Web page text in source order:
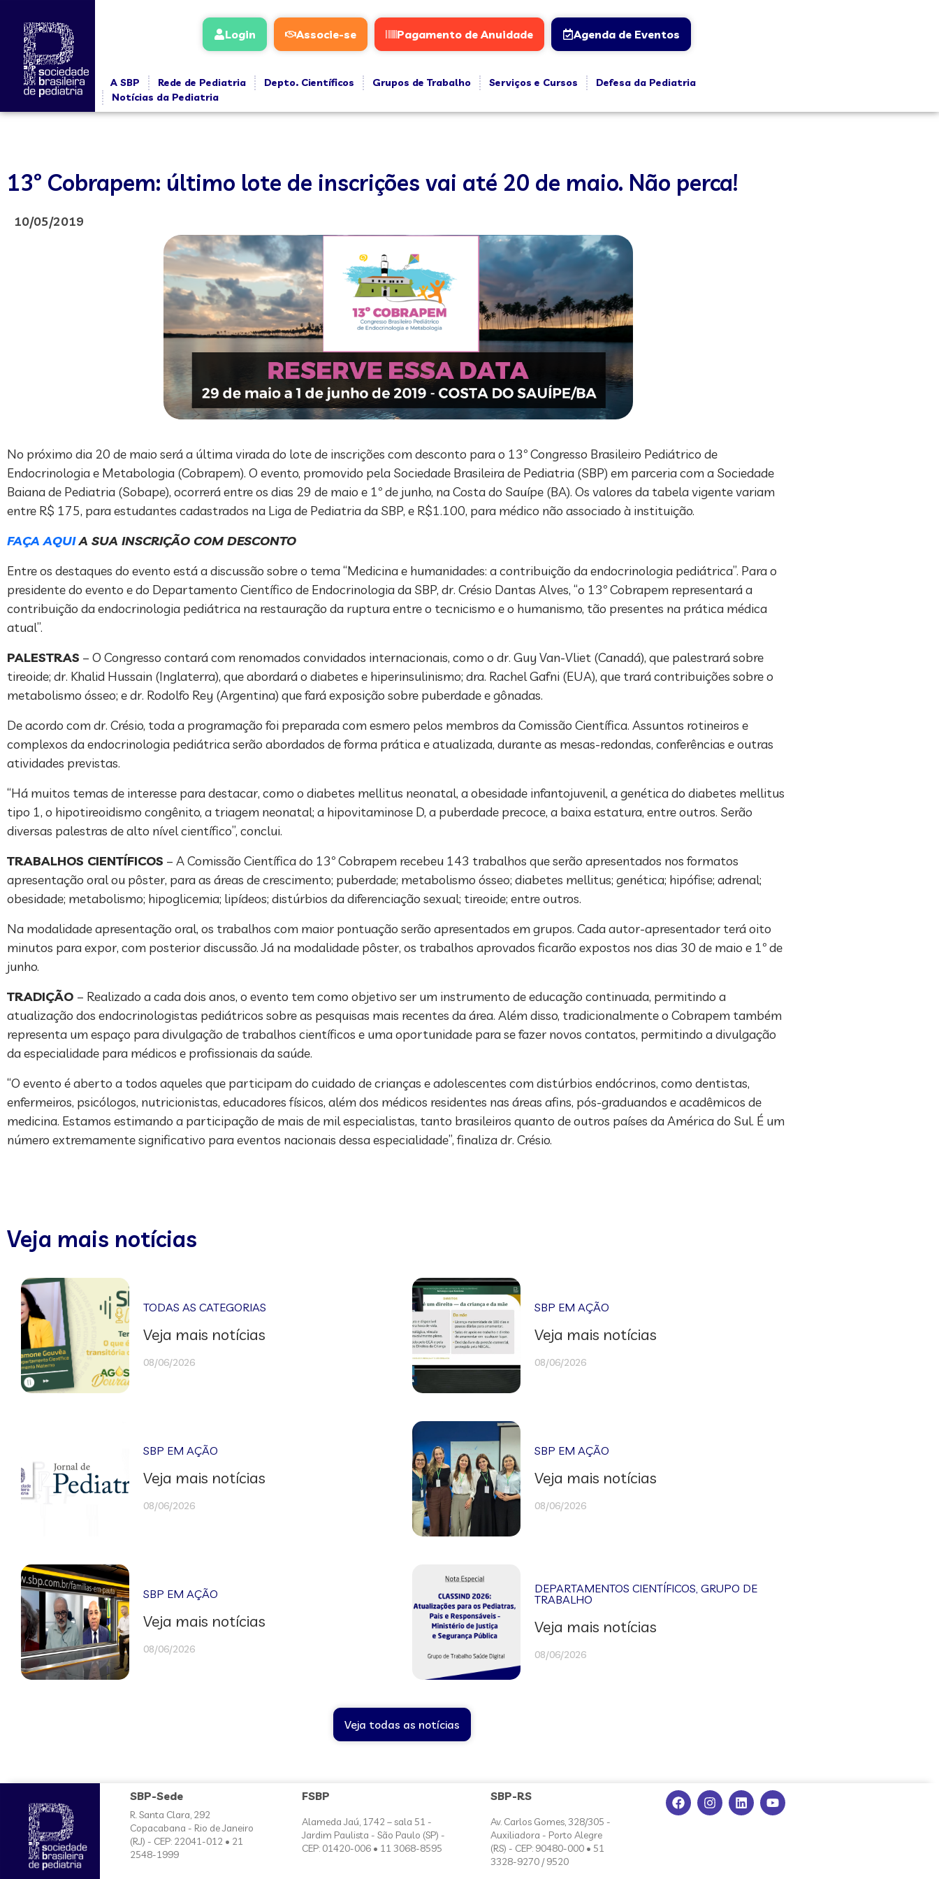
Login Associe-se Pagamento de Anuidade Agenda de Eventos
A SBP Rede de Pediatria Depto. Científicos Grupos de Trabalho Serviços e Cursos
Defesa da Pediatria
Notícias da Pediatria
13º Cobrapem: último lote de inscrições vai até 20 de maio. Não perca!
10/05/2019
No próximo dia 20 de maio será a última virada do lote de inscrições com desconto para o 13º Congresso Brasileiro Pediátrico de
Endocrinologia e Metabologia (Cobrapem). O evento, promovido pela Sociedade Brasileira de Pediatria (SBP) em parceria com a Sociedade
Baiana de Pediatria (Sobape), ocorrerá entre os dias 29 de maio e 1º de junho, na Costa do Sauípe (BA). Os valores da tabela vigente variam
entre R$ 175, para estudantes cadastrados na Liga de Pediatria da SBP, e R$1.100, para médico não associado à instituição.
FAÇA AQUIA SUA INSCRIÇÃO COM DESCONTO
Entre os destaques do evento está a discussão sobre o tema “Medicina e humanidades: a contribuição da endocrinologia pediátrica”. Para o
presidente do evento e do Departamento Científico de Endocrinologia da SBP, dr. Crésio Dantas Alves, “o 13º Cobrapem representará a
contribuição da endocrinologia pediátrica na restauração da ruptura entre o tecnicismo e o humanismo, tão presentes na prática médica
atual”.
PALESTRAS – O Congresso contará com renomados convidados internacionais, como o dr. Guy Van-Vliet (Canadá), que palestrará sobre
tireoide; dr. Khalid Hussain (Inglaterra), que abordará o diabetes e hiperinsulinismo; dra. Rachel Gafni (EUA), que trará contribuições sobre o
metabolismo ósseo; e dr. Rodolfo Rey (Argentina) que fará exposição sobre puberdade e gônadas.
De acordo com dr. Crésio, toda a programação foi preparada com esmero pelos membros da Comissão Científica. Assuntos rotineiros e
complexos da endocrinologia pediátrica serão abordados de forma prática e atualizada, durante as mesas-redondas, conferências e outras
atividades previstas.
“Há muitos temas de interesse para destacar, como o diabetes mellitus neonatal, a obesidade infantojuvenil, a genética do diabetes mellitus
tipo 1, o hipotireoidismo congênito, a triagem neonatal; a hipovitaminose D, a puberdade precoce, a baixa estatura, entre outros. Serão
diversas palestras de alto nível científico”, conclui.
TRABALHOS CIENTÍFICOS – A Comissão Científica do 13º Cobrapem recebeu 143 trabalhos que serão apresentados nos formatos
apresentação oral ou pôster, para as áreas de crescimento; puberdade; metabolismo ósseo; diabetes mellitus; genética; hipófise; adrenal;
obesidade; metabolismo; hipoglicemia; lipídeos; distúrbios da diferenciação sexual; tireoide; entre outros.
Na modalidade apresentação oral, os trabalhos com maior pontuação serão apresentados em grupos. Cada autor-apresentador terá oito
minutos para expor, com posterior discussão. Já na modalidade pôster, os trabalhos aprovados ficarão expostos nos dias 30 de maio e 1º de
junho.
TRADIÇÃO – Realizado a cada dois anos, o evento tem como objetivo ser um instrumento de educação continuada, permitindo a
atualização dos endocrinologistas pediátricos sobre as pesquisas mais recentes da área. Além disso, tradicionalmente o Cobrapem também
representa um espaço para divulgação de trabalhos científicos e uma oportunidade para se fazer novos contatos, permitindo a divulgação
da especialidade para médicos e profissionais da saúde.
“O evento é aberto a todos aqueles que participam do cuidado de crianças e adolescentes com distúrbios endócrinos, como dentistas,
enfermeiros, psicólogos, nutricionistas, educadores físicos, além dos médicos residentes nas áreas afins, pós-graduandos e acadêmicos de
medicina. Estamos estimando a participação de mais de mil especialistas, tanto brasileiros quanto de outros países da América do Sul. É um
número extremamente significativo para eventos nacionais dessa especialidade”, finaliza dr. Crésio.
Veja mais notícias
TODAS AS CATEGORIAS
Veja mais notícias
08/06/2026
SBP EM AÇÃO
Veja mais notícias
08/06/2026
SBP EM AÇÃO
Veja mais notícias
08/06/2026
SBP EM AÇÃO
Veja mais notícias
08/06/2026
SBP EM AÇÃO
Veja mais notícias
08/06/2026
DEPARTAMENTOS CIENTÍFICOS,GRUPO DE
TRABALHO
Veja mais notícias
08/06/2026
Veja todas as notícias
SBP-Sede
R. Santa Clara, 292
Copacabana - Rio de Janeiro
(RJ) - CEP: 22041-012 • 21
2548-1999
FSBP
Alameda Jaú, 1742 – sala 51 -
Jardim Paulista - São Paulo (SP) -
CEP: 01420-006 • 11 3068-8595
SBP-RS
Av. Carlos Gomes, 328/305 -
Auxiliadora - Porto Alegre
(RS) - CEP: 90480-000 • 51
3328-9270 / 9520